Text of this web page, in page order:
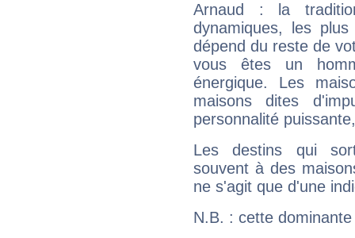
Arnaud : la
dynamiques, les
dépend du reste de
vous êtes un
énergique. Les
maisons dites
personnalité
Les destins qui
souvent à des
ne s'agit que d'une
N.B. : cette